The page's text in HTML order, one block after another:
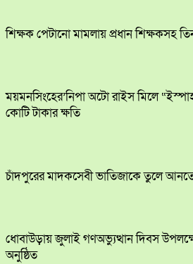
শিক্ষক পেটানো মামলায় প্রধান শিক্ষকসহ
ময়মনসিংহের’নিপা অটো রাইস মিলে
কোটি টাকার ক্ষতি
চাঁদপুরের মাদকসেবী ভাতিজাকে তুলে আনতে
ধোবাউড়ায় জুলাই গণঅভ্যুত্থান দিবস
অনুষ্ঠিত